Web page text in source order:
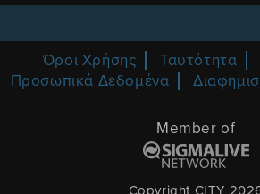
Όροι Χρήσης Ταυτότητα
Προσωπικά Δεδομένα
Member of
Copyright CITY